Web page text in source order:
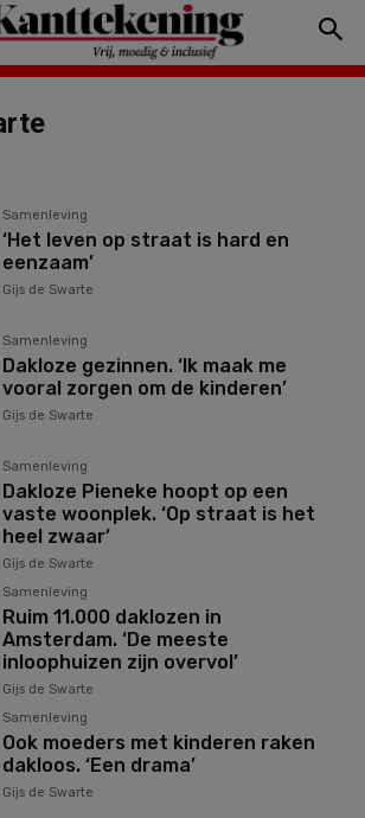
Samenleving
‘Het leven op straat is hard en
eenzaam’
Gijs de Swarte
Samenleving
Dakloze gezinnen. ‘Ik maak me
vooral zorgen om de kinderen’
Gijs de Swarte
Samenleving
Dakloze Pieneke hoopt op een
vaste woonplek. ‘Op straat is het
heel zwaar’
Gijs de Swarte
Samenleving
Ruim 11.000 daklozen in
Amsterdam. ‘De meeste
inloophuizen zijn overvol’
Gijs de Swarte
Samenleving
Ook moeders met kinderen raken
dakloos. ‘Een drama’
Gijs de Swarte